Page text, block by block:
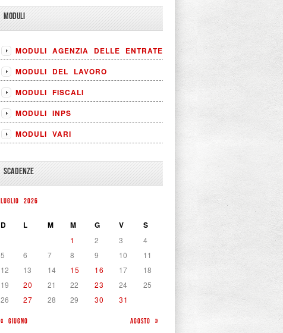
MODULI
MODULI AGENZIA DELLE ENTRATE
MODULI DEL LAVORO
MODULI FISCALI
MODULI INPS
MODULI VARI
SCADENZE
LUGLIO 2026
D L M M G V S
« GIUGNO AGOSTO »
1 2 3
4
5
6 7 8 9 10
11
12
13 14 15 16 17
18
19
20 21 22 23 24
25
26
27 28 29 30 31